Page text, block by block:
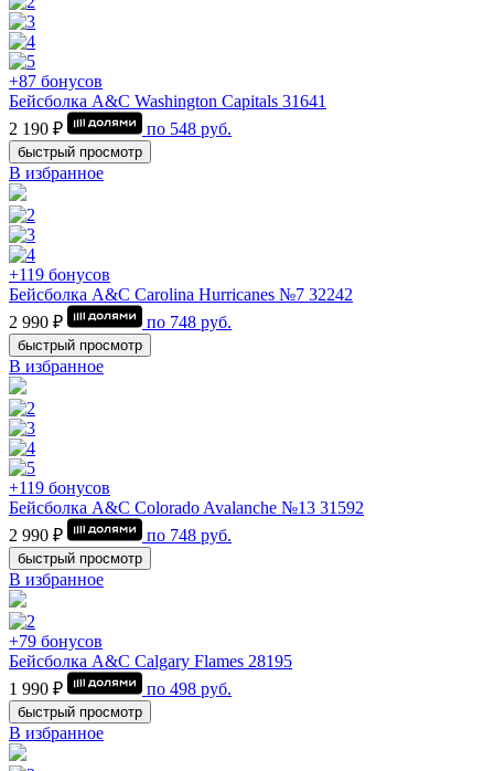
+87 бонусов
Бейсболка A&C Washington Capitals 31641
2 190 ₽
по 548 руб.
быстрый просмотр
В избранное
+119 бонусов
Бейсболка A&C Carolina Hurricanes №7 32242
2 990 ₽
по 748 руб.
быстрый просмотр
В избранное
+119 бонусов
Бейсболка A&C Colorado Avalanche №13 31592
2 990 ₽
по 748 руб.
быстрый просмотр
В избранное
+79 бонусов
Бейсболка A&C Calgary Flames 28195
1 990 ₽
по 498 руб.
быстрый просмотр
В избранное